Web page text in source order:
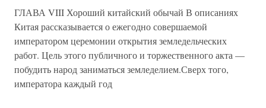
ГЛАВА VIII Хороший китайский обычай В описаниях
Китая рассказывается о ежегодно совершаемой
императором церемонии открытия земледельческих
работ. Цель этого публичного и торжественного акта —
побудить народ заниматься земледелием.Сверх того,
императора каждый год